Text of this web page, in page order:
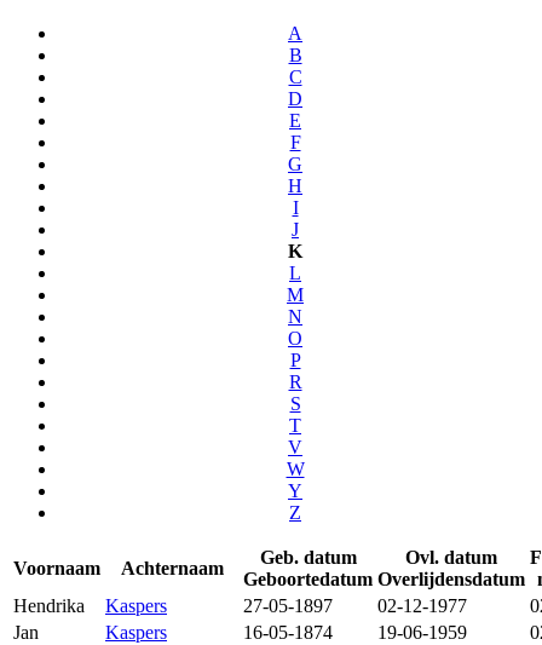
A
B
C
D
E
F
G
H
I
J
K
L
M
N
O
P
R
S
T
V
W
Y
Z
Voornaam Achternaam
Geb. datum
Geboortedatum
Ovl. datum
Overlijdensdatum
Hendrika
Kaspers 27-05-1897 02-12-1977
Jan
Kaspers 16-05-1874 19-06-1959